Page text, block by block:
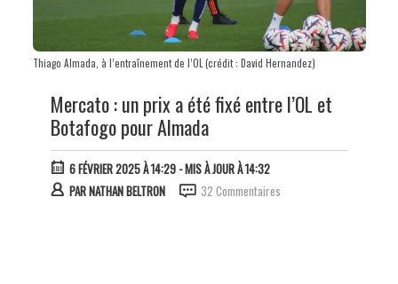
Thiago Almada, à l’entraînement de l’OL (crédit : David Hernandez)
Mercato : un prix a été fixé entre l’OL et
Botafogo pour Almada
6 FÉVRIER 2025 À 14:29- MIS À JOUR À 14:32
PARNATHAN BELTRON 32 Commentaires